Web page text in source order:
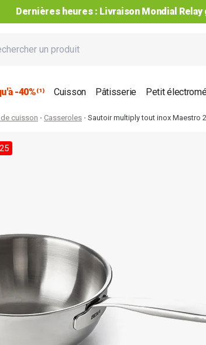
Dernières heures : Livraison Mondial
-40%⁽¹⁾ Cuisson Pâtisserie Petit
cuisson Casseroles Sautoir multiply tout inox Maestro